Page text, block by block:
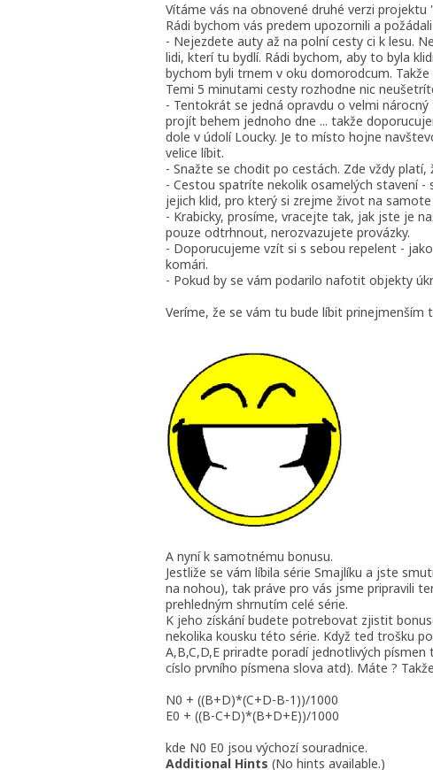
Vítáme vás na obnovené druhé verzi projektu
Rádi bychom vás predem upozornili a
- Nejezdete auty až na polní cesty ci k lesu.
lidi, kterí tu bydlí. Rádi bychom, aby to byla
bychom byli trnem v oku domorodcum.
Temi 5 minutami cesty rozhodne nic
- Tentokrát se jedná opravdu o velmi
projít behem jednoho dne ... takže
dole v údolí Loucky. Je to místo hojne
velice líbit.
- Snažte se chodit po cestách. Zde vždy
- Cestou spatríte nekolik osamelých stavení
jejich klid, pro který si zrejme život na samote
- Krabicky, prosíme, vracejte tak, jak jste je
pouze odtrhnout, nerozvazujete provázky.
- Doporucujeme vzít si s sebou repelent -
komári.
- Pokud by se vám podarilo nafotit objekty
Veríme, že se vám tu bude líbit prinejmenším
A nyní k samotnému bonusu.
Jestliže se vám líbila série Smajlíku a jste
na nohou), tak práve pro vás jsme pripravili
prehledným shrnutím celé série.
K jeho získání budete potrebovat zjistit
nekolika kousku této série. Když ted trošku
A,B,C,D,E priradte poradí jednotlivých
císlo prvního písmena slova atd). Máte ?
N0 + ((B+D)*(C+D-B-1))/1000
E0 + ((B-C+D)*(B+D+E))/1000
kde N0 E0 jsou výchozí souradnice.
Additional Hints (No hints available.)